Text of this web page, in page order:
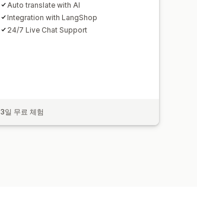
Auto translate with AI
Integration with LangShop
24/7 Live Chat Support
3일 무료 체험